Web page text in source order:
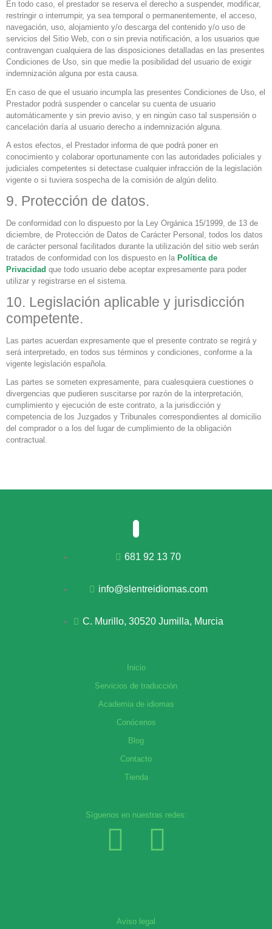
En todo caso, el prestador se reserva el derecho a suspender, modificar,
restringir o interrumpir, ya sea temporal o permanentemente, el acceso,
navegación, uso, alojamiento y/o descarga del contenido y/o uso de
servicios del Sitio Web, con o sin previa notificación, a los usuarios que
contravengan cualquiera de las disposiciones detalladas en las presentes
Condiciones de Uso, sin que medie la posibilidad del usuario de exigir
indemnización alguna por esta causa.
En caso de que el usuario incumpla las presentes Condiciones de Uso, el
Prestador podrá suspender o cancelar su cuenta de usuario
automáticamente y sin previo aviso, y en ningún caso tal suspensión o
cancelación daría al usuario derecho a indemnización alguna.
A estos efectos, el Prestador informa de que podrá poner en
conocimiento y colaborar oportunamente con las autoridades policiales y
judiciales competentes si detectase cualquier infracción de la legislación
vigente o si tuviera sospecha de la comisión de algún delito.
9. Protección de datos.
De conformidad con lo dispuesto por la Ley Orgánica 15/1999, de 13 de
diciembre, de Protección de Datos de Carácter Personal, todos los datos
de carácter personal facilitados durante la utilización del sitio web serán
tratados de conformidad con los dispuesto en la Política de
Privacidad que todo usuario debe aceptar expresamente para poder
utilizar y registrarse en el sistema.
10. Legislación aplicable y jurisdicción
competente.
Las partes acuerdan expresamente que el presente contrato se regirá y
será interpretado, en todos sus términos y condiciones, conforme a la
vigente legislación española.
Las partes se someten expresamente, para cualesquiera cuestiones o
divergencias que pudieren suscitarse por razón de la interpretación,
cumplimiento y ejecución de este contrato, a la jurisdicción y
competencia de los Juzgados y Tribunales correspondientes al domicilio
del comprador o a los del lugar de cumplimiento de la obligación
contractual.
681 92 13 70
info@slentreidiomas.com
C. Murillo, 30520 Jumilla, Murcia
Inicio
Servicios de traducción
Academia de idiomas
Conócenos
Blog
Contacto
Tienda
Síguenos en nuestras redes:
Aviso legal